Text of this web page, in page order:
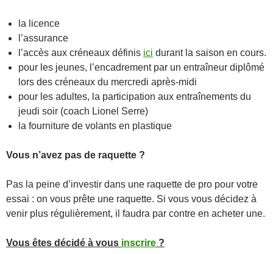
la licence
l’assurance
l’accès aux créneaux définis ici durant la saison en cours.
pour les jeunes, l’encadrement par un entraîneur diplômé
lors des créneaux du mercredi après-midi
pour les adultes, la participation aux entraînements du
jeudi soir (coach Lionel Serre)
la fourniture de volants en plastique
Vous n’avez pas de raquette ?
Pas la peine d’investir dans une raquette de pro pour votre
essai : on vous prête une raquette. Si vous vous décidez à
venir plus régulièrement, il faudra par contre en acheter une.
Vous êtes décidé à vous inscrire ?